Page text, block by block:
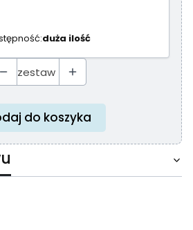
duża ilość
zestaw
do koszyka